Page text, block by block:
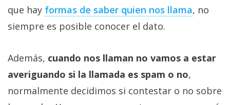
que hay formas de saber quien nos llama, no
siempre es posible conocer el dato.
Además, cuando nos llaman no vamos a estar
averiguando si la llamada es spam o no,
normalmente decidimos si contestar o no sobre